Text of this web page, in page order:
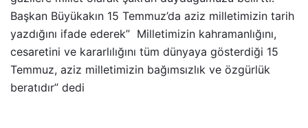
Başkan Büyükakın 15 Temmuz’da aziz milletimizin tarih
yazdığını ifade ederek” Milletimizin kahramanlığını,
cesaretini ve kararlılığını tüm dünyaya gösterdiği 15
Temmuz, aziz milletimizin bağımsızlık ve özgürlük
beratıdır” dedi